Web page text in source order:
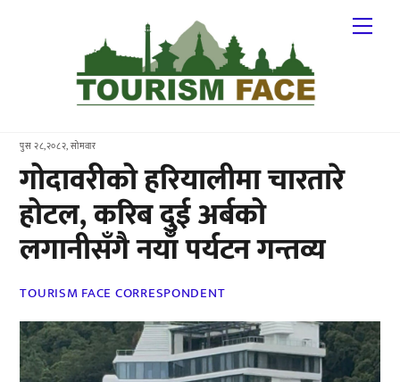
पुस २८,२०८२, सोमवार
गोदावरीको हरियालीमा चारतारे
होटल, करिब दुई अर्बको
लगानीसँगै नयाँ पर्यटन गन्तव्य
TOURISM FACE CORRESPONDENT